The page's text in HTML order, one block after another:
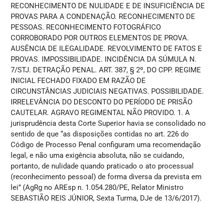
RECONHECIMENTO DE NULIDADE E DE INSUFICIÊNCIA DE
PROVAS PARA A CONDENAÇÃO. RECONHECIMENTO DE
PESSOAS. RECONHECIMENTO FOTOGRÁFICO
CORROBORADO POR OUTROS ELEMENTOS DE PROVA.
AUSÊNCIA DE ILEGALIDADE. REVOLVIMENTO DE FATOS E
PROVAS. IMPOSSIBILIDADE. INCIDÊNCIA DA SÚMULA N.
7/STJ. DETRAÇÃO PENAL. ART. 387, § 2º, DO CPP. REGIME
INICIAL FECHADO FIXADO EM RAZÃO DE
CIRCUNSTÂNCIAS JUDICIAIS NEGATIVAS. POSSIBILIDADE.
IRRELEVÂNCIA DO DESCONTO DO PERÍODO DE PRISÃO
CAUTELAR. AGRAVO REGIMENTAL NÃO PROVIDO. 1. A
jurisprudência desta Corte Superior havia se consolidado no
sentido de que “as disposições contidas no art. 226 do
Código de Processo Penal configuram uma recomendação
legal, e não uma exigência absoluta, não se cuidando,
portanto, de nulidade quando praticado o ato processual
(reconhecimento pessoal) de forma diversa da prevista em
lei” (AgRg no AREsp n. 1.054.280/PE, Relator Ministro
SEBASTIÃO REIS JÚNIOR, Sexta Turma, DJe de 13/6/2017).